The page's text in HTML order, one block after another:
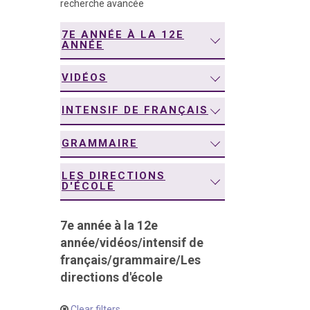
recherche avancée
7E ANNÉE À LA 12E
ANNÉE
VIDÉOS
INTENSIF DE FRANÇAIS
GRAMMAIRE
LES DIRECTIONS
D'ÉCOLE
7e année à la 12e
année/vidéos/intensif de
français/grammaire/Les
directions d'école